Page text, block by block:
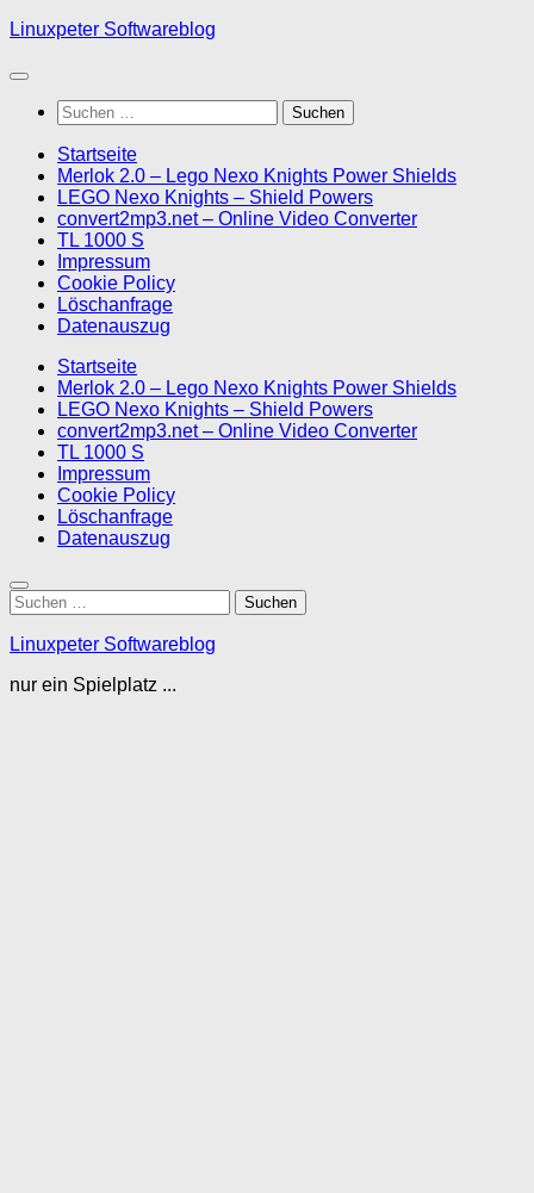
Skip
content
Linuxpeter Softwareblog
Suchen
nach:
Startseite
Merlok 2.0 – Lego Nexo Knights Power Shields
LEGO Nexo Knights – Shield Powers
convert2mp3.net – Online Video Converter
TL 1000 S
Impressum
Cookie Policy
Löschanfrage
Datenauszug
Startseite
Merlok 2.0 – Lego Nexo Knights Power Shields
LEGO Nexo Knights – Shield Powers
convert2mp3.net – Online Video Converter
TL 1000 S
Impressum
Cookie Policy
Löschanfrage
Datenauszug
Suchen
nach:
Linuxpeter Softwareblog
nur ein Spielplatz ...